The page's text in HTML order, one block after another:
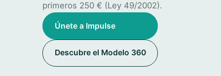
primeros 250 € (Ley 49/2002).
Únete a Impulse
Descubre el Modelo 360